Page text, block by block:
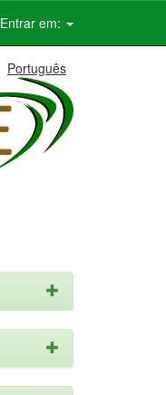
Entrar em:
Português